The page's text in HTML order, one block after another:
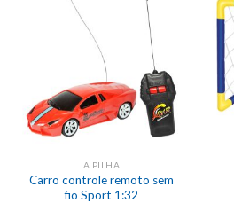
A PILHA
Carro controle remoto sem
fio Sport 1:32